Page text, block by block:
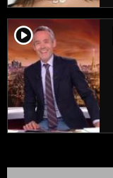
player2